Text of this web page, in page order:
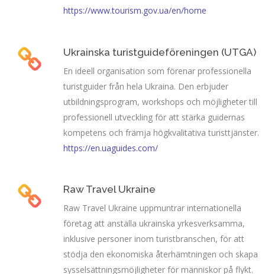
https://www.tourism.gov.ua/en/home
Ukrainska turistguideföreningen (UTGA)
En ideell organisation som förenar professionella
turistguider från hela Ukraina. Den erbjuder
utbildningsprogram, workshops och möjligheter till
professionell utveckling för att stärka guidernas
kompetens och främja högkvalitativa turisttjänster.
https://en.uaguides.com/
Raw Travel Ukraine
Raw Travel Ukraine uppmuntrar internationella
företag att anställa ukrainska yrkesverksamma,
inklusive personer inom turistbranschen, för att
stödja den ekonomiska återhämtningen och skapa
sysselsättningsmöjligheter för människor på flykt.